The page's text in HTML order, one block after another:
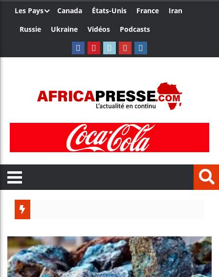
Les Pays Canada États-Unis France
Iran
Russie
Ukraine Vidéos Podcasts
Guinée :
Réforme